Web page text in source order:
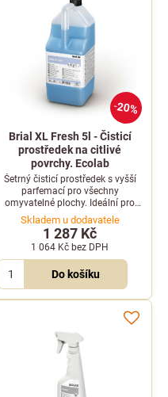
20%
Brial XL Fresh 5l - Čisticí
prostředek na citlivé
povrchy. Ecolab
Šetrný čisticí prostředek s vyšší
parfemací pro všechny
omyvatelné plochy. Ideální pro
lesklé a citlivé povrchy, po
oschnutí nezanechává šmouhy.
Skladem u dodavatele
1 287 Kč
1 064 Kč bez DPH
Do košíku